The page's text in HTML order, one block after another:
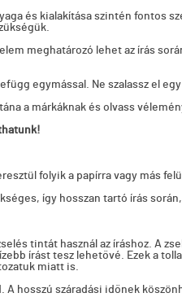
és kialakítása szintén fontos
meghatározó lehet az írás
egymással. Ne szalassz el
a márkáknak és olvass
folyik a papírra vagy más
így hosszan tartó írás
tintát használ az íráshoz. A
írást tesz lehetővé. Ezek a
miatt is.
A hosszú száradási időnek